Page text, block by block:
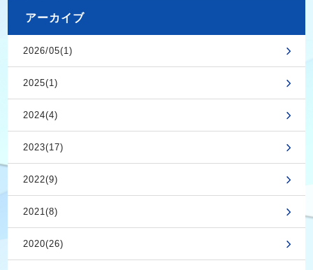
アーカイブ
2026/05(1)
2025(1)
2024(4)
2023(17)
2022(9)
2021(8)
2020(26)